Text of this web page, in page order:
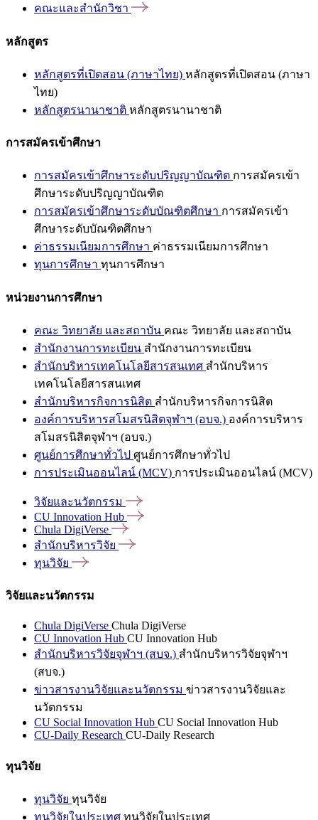
คณะและสำนักวิชา
หลักสูตร
หลักสูตรที่เปิดสอน (ภาษาไทย) หลักสูตรที่เปิดสอน (ภาษา
ไทย)
หลักสูตรนานาชาติ หลักสูตรนานาชาติ
การสมัครเข้าศึกษา
การสมัครเข้าศึกษาระดับปริญญาบัณฑิต การสมัครเข้า
ศึกษาระดับปริญญาบัณฑิต
การสมัครเข้าศึกษาระดับบัณฑิตศึกษา การสมัครเข้า
ศึกษาระดับบัณฑิตศึกษา
ค่าธรรมเนียมการศึกษา ค่าธรรมเนียมการศึกษา
ทุนการศึกษา ทุนการศึกษา
หน่วยงานการศึกษา
คณะ วิทยาลัย และสถาบัน คณะ วิทยาลัย และสถาบัน
สำนักงานการทะเบียน สำนักงานการทะเบียน
สำนักบริหารเทคโนโลยีสารสนเทศ สำนักบริหาร
เทคโนโลยีสารสนเทศ
สำนักบริหารกิจการนิสิต สำนักบริหารกิจการนิสิต
องค์การบริหารสโมสรนิสิตจุฬาฯ (อบจ.) องค์การบริหาร
สโมสรนิสิตจุฬาฯ (อบจ.)
ศูนย์การศึกษาทั่วไป ศูนย์การศึกษาทั่วไป
การประเมินออนไลน์ (MCV) การประเมินออนไลน์ (MCV)
วิจัยและนวัตกรรม
CU Innovation Hub
Chula DigiVerse
สำนักบริหารวิจัย
ทุนวิจัย
วิจัยและนวัตกรรม
Chula DigiVerse Chula DigiVerse
CU Innovation Hub CU Innovation Hub
สำนักบริหารวิจัยจุฬาฯ (สบจ.) สำนักบริหารวิจัยจุฬาฯ
(สบจ.)
ข่าวสารงานวิจัยและนวัตกรรม ข่าวสารงานวิจัยและ
นวัตกรรม
CU Social Innovation Hub CU Social Innovation Hub
CU-Daily Research CU-Daily Research
ทุนวิจัย
ทุนวิจัย ทุนวิจัย
ทุนวิจัยในประเทศ ทุนวิจัยในประเทศ